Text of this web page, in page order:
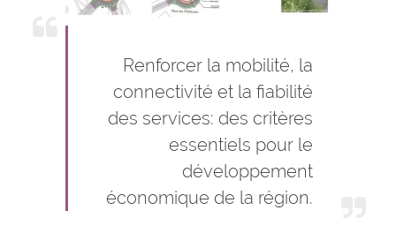
Renforcer la mobilité, la
connectivité et la fiabilité
des services: des critères
essentiels pour le
développement
économique de la région.